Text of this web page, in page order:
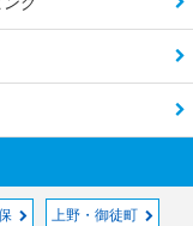
上野・御徒町